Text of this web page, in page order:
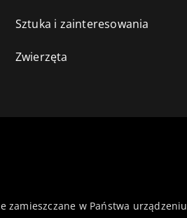
Sztuka i zainteresowania
Zwierzęta
zamieszczane w Państwa urządzeniu